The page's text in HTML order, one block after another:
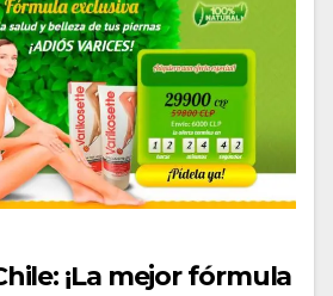
¡La mejor fórmula